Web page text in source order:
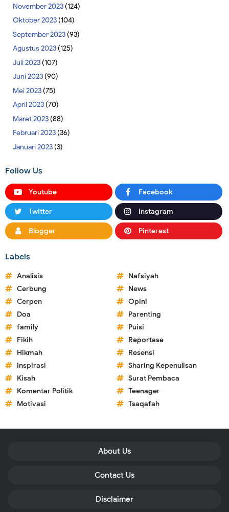
November 2023(124)
Oktober 2023(104)
September 2023(93)
Agustus 2023(125)
Juli 2023(107)
Juni 2023(90)
Mei 2023(75)
April 2023(70)
Maret 2023(88)
Februari 2023(36)
Januari 2023(3)
Follow Us
Youtube Facebook
Twitter Instagram
Blogger Pinterest
Labels
Analisis
Cerbung
Cerpen
Doa
family
Fikih
Hikmah
Inspirasi
Kisah
Komentar Politik
Motivasi
Nafsiyah
News
Opini
Parenting
Puisi
Reportase
Resensi
Sharing Kepenulisan
Surat Pembaca
Teenager
Tsaqafah
About Us
Contact Us
Disclaimer